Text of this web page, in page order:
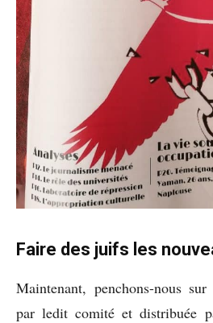
Faire des juifs les
Maintenant, penchons-nous
par ledit comité et distribuée